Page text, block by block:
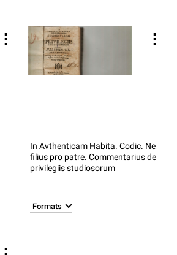
In Avthenticam Habita. Codic. Ne
filius pro patre. Commentarius de
privilegiis studiosorum
Formats